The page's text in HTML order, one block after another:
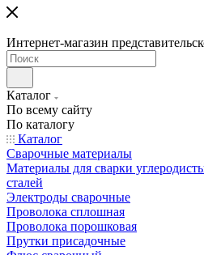
Интернет-магазин
Каталог
По всему сайту
По каталогу
Каталог
Сварочные материалы
Материалы для сварки
сталей
Электроды сварочные
Проволока сплошная
Проволока порошковая
Прутки присадочные